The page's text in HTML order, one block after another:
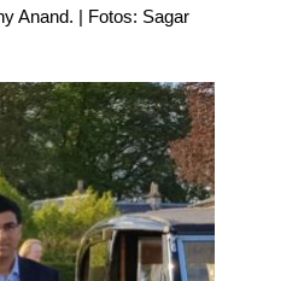
Anand. | Fotos: Sagar